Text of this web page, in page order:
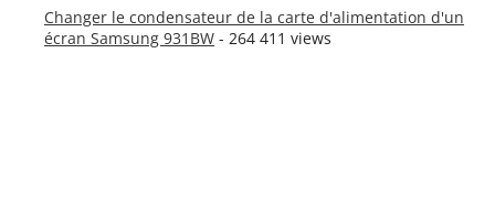
Changer le condensateur de la carte d'alimentation d'un
écran Samsung 931BW - 264 411 views